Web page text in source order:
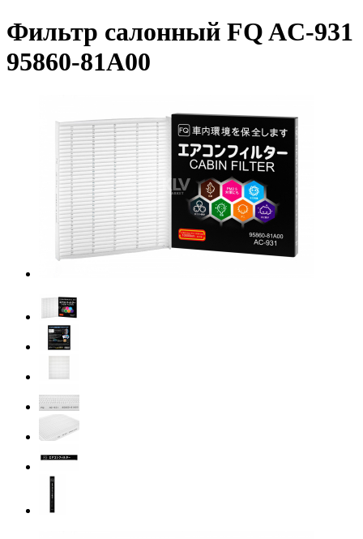
Фильтр салонный FQ AC-931
95860-81A00